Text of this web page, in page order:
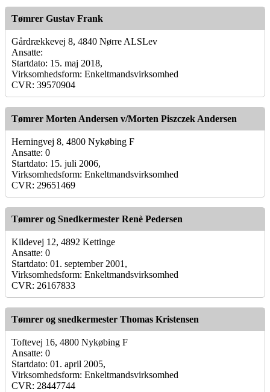
Tømrer Gustav Frank
Gårdrækkevej 8, 4840 Nørre ALSLev
Ansatte:
Startdato: 15. maj 2018,
Virksomhedsform: Enkeltmandsvirksomhed
CVR: 39570904
Tømrer Morten Andersen v/Morten Piszczek Andersen
Herningvej 8, 4800 Nykøbing F
Ansatte: 0
Startdato: 15. juli 2006,
Virksomhedsform: Enkeltmandsvirksomhed
CVR: 29651469
Tømrer og Snedkermester Renè Pedersen
Kildevej 12, 4892 Kettinge
Ansatte: 0
Startdato: 01. september 2001,
Virksomhedsform: Enkeltmandsvirksomhed
CVR: 26167833
Tømrer og snedkermester Thomas Kristensen
Toftevej 16, 4800 Nykøbing F
Ansatte: 0
Startdato: 01. april 2005,
Virksomhedsform: Enkeltmandsvirksomhed
CVR: 28447744